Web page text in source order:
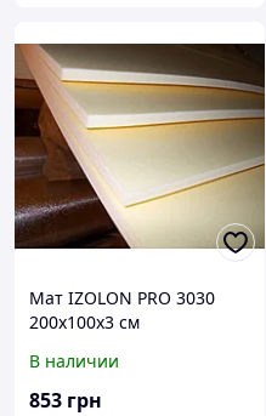
Мат IZOLON PRO 3030
200х100х3 см
В наличии
853 грн